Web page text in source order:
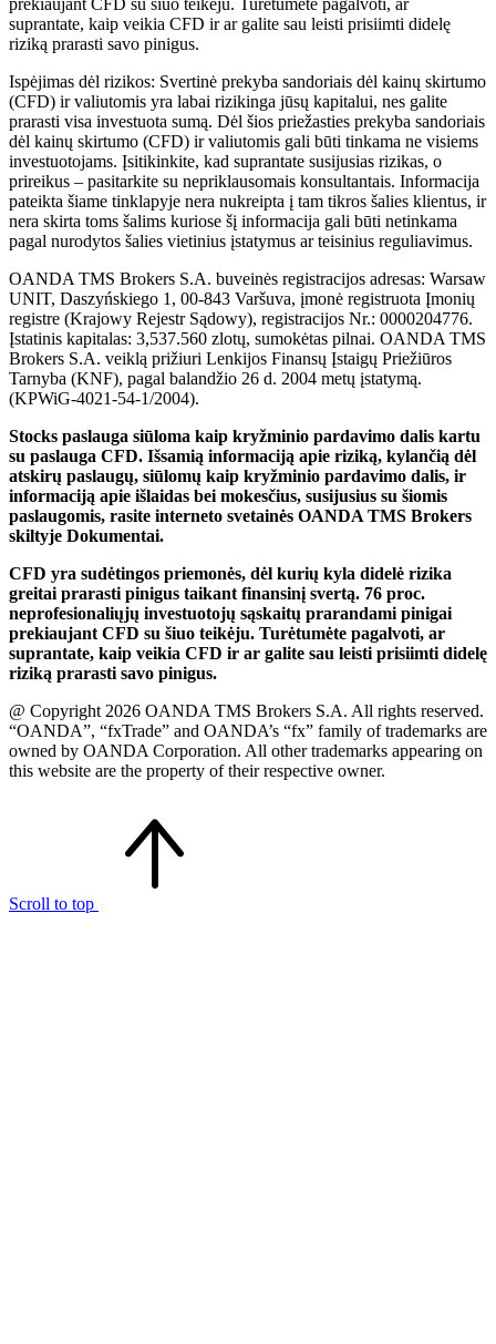
suprantate, kaip veikia CFD ir ar galite sau leisti prisiimti didelę
riziką prarasti savo pinigus.
Ispėjimas dėl rizikos: Svertinė prekyba sandoriais dėl kainų skirtumo
(CFD) ir valiutomis yra labai rizikinga jūsų kapitalui, nes galite
prarasti visa investuota sumą. Dėl šios priežasties prekyba sandoriais
dėl kainų skirtumo (CFD) ir valiutomis gali būti tinkama ne visiems
investuotojams. Įsitikinkite, kad suprantate susijusias rizikas, o
prireikus – pasitarkite su nepriklausomais konsultantais. Informacija
pateikta šiame tinklapyje nera nukreipta į tam tikros šalies klientus, ir
nera skirta toms šalims kuriose šį informacija gali būti netinkama
pagal nurodytos šalies vietinius įstatymus ar teisinius reguliavimus.
OANDA TMS Brokers S.A. buveinės registracijos adresas: Warsaw
UNIT, Daszyńskiego 1, 00-843 Varšuva, įmonė registruota Įmonių
registre (Krajowy Rejestr Sądowy), registracijos Nr.: 0000204776.
Įstatinis kapitalas: 3,537.560 zlotų, sumokėtas pilnai. OANDA TMS
Brokers S.A. veiklą prižiuri Lenkijos Finansų Įstaigų Priežiūros
Tarnyba (KNF), pagal balandžio 26 d. 2004 metų įstatymą.
(KPWiG-4021-54-1/2004).
Stocks paslauga siūloma kaip kryžminio pardavimo dalis kartu
su paslauga CFD. Išsamią informaciją apie riziką, kylančią dėl
atskirų paslaugų, siūlomų kaip kryžminio pardavimo dalis, ir
informaciją apie išlaidas bei mokesčius, susijusius su šiomis
paslaugomis, rasite interneto svetainės OANDA TMS Brokers
skiltyje Dokumentai.
CFD yra sudėtingos priemonės, dėl kurių kyla didelė rizika
greitai prarasti pinigus taikant finansinį svertą. 76 proc.
neprofesionaliųjų investuotojų sąskaitų prarandami pinigai
prekiaujant CFD su šiuo teikėju. Turėtumėte pagalvoti, ar
suprantate, kaip veikia CFD ir ar galite sau leisti prisiimti didelę
riziką prarasti savo pinigus.
@ Copyright 2026 OANDA TMS Brokers S.A. All rights reserved.
“OANDA”, “fxTrade” and OANDA’s “fx” family of trademarks are
owned by OANDA Corporation. All other trademarks appearing on
this website are the property of their respective owner.
Scroll to top